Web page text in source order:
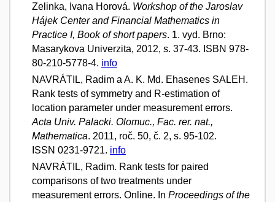
Zelinka, Ivana Horová. Workshop of the Jaroslav
Hájek Center and Financial Mathematics in
Practice I, Book of short papers. 1. vyd. Brno:
Masarykova Univerzita, 2012, s. 37-43. ISBN 978-
80-210-5778-4. info
NAVRÁTIL, Radim a A. K. Md. Ehasenes SALEH.
Rank tests of symmetry and R-estimation of
location parameter under measurement errors.
Acta Univ. Palacki. Olomuc., Fac. rer. nat.,
Mathematica. 2011, roč. 50, č. 2, s. 95-102.
ISSN 0231-9721. info
NAVRÁTIL, Radim. Rank tests for paired
comparisons of two treatments under
measurement errors. Online. In Proceedings of the